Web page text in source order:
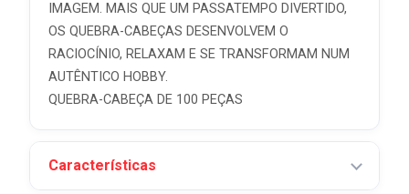
IMAGEM. MAIS QUE UM PASSATEMPO DIVERTIDO,
OS QUEBRA-CABEÇAS DESENVOLVEM O
RACIOCÍNIO, RELAXAM E SE TRANSFORMAM NUM
AUTÊNTICO HOBBY.
QUEBRA-CABEÇA DE 100 PEÇAS
Características